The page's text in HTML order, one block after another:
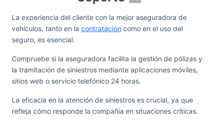
La experiencia del cliente con la mejor aseguradora de
vehículos, tanto en la contratación como en el uso del
seguro, es esencial.
Compruebe si la aseguradora facilita la gestión de pólizas y
la tramitación de siniestros mediante aplicaciones móviles,
sitios web o servicio telefónico 24 horas.
La eficacia en la atención de siniestros es crucial, ya que
refleja cómo responde la compañía en situaciones críticas.